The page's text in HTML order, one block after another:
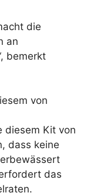
die
an
bemerkt
von
diesem Kit von
dass keine
das